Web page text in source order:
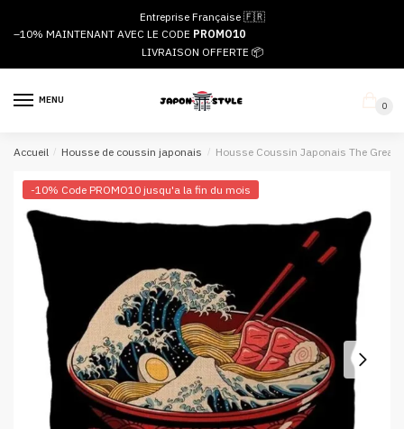
navigation
Entreprise Française 🇫🇷
–10% MAINTENANT AVEC LE CODE PROMO10
LIVRAISON OFFERTE 📦
MENU
0
Accueil / Housse de coussin japonais / Housse Coussin Japonais The Great
-10% Code PROMO10 jusqu'a la fin du mois